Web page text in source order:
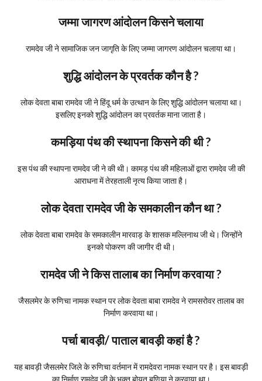
जम्मा जागरण आंदोलन किसने चलाया
रामदेव जी ने सामाजिक जन जागृति के लिए जम्मा जागरण आंदोलन चलाया था।
शुद्धि आंदोलन के प्रवर्तक कौन है ?
लोक देवता बाबा रामदेव जी ने हिंदू धर्म के उत्थान के लिए शुद्धि आंदोलन चलाया था।
इसलिए इनको शुद्धि आंदोलन का प्रवर्तक माना जाता है।
कमड़िया पंथ की स्थापना किसने की थी ?
इस पंथ की स्थापना रामदेव जी ने की थी। कामड़ पंथ की महिलाओं द्वारा रामदेव जी की
आराधना में तेरहताली नृत्य किया जाता है।
लोक देवता रामदेव जी के समकालीन कौन था ?
लोक देवता बाबा रामदेव के समकालीन मारवाड़ के शासक मल्लिनाथ जी थे। जिन्होंने
इनको पोकरण की जागीर दी थी।
रामदेव जी ने किस तालाब का निर्माण करवाया ?
जैसलमेर के रुणिचा नामक स्थान पर लोक देवता बाबा रामदेव ने रामसरोवर तालाब का
निर्माण करवाया था।
पर्चा बावड़ी/ पाताल बावड़ी कहां है ?
यह बावड़ी जैसलमेर जिले के रुणिचा वर्तमान में रामदेवरा नामक स्थान पर है। इस बावड़ी
का निर्माण रामदेव जी के भक्त बोयत बणिया ने करवाया था।